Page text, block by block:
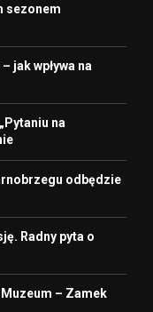
sezonem
jak wpływa na
na
odbędzie
Radny pyta o
– Zamek